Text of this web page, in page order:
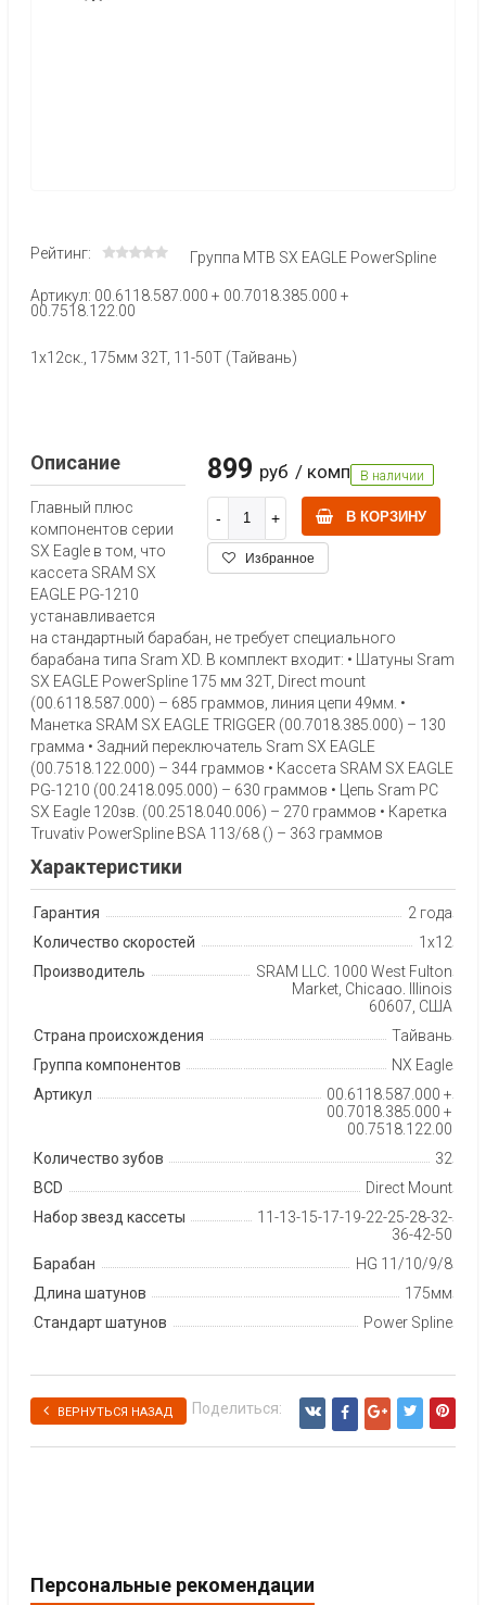
Рейтинг:
Артикул: 00.6118.587.000 + 00.7018.385.000 +
00.7518.122.00
Группа MTB SX EAGLE PowerSpline
1x12ск., 175мм 32T, 11-50T (Тайвань)
899 руб / комп В наличии
В КОРЗИНУ
Избранное
Описание
Главный плюс
компонентов серии
SX Eagle в том, что
кассета SRAM SX
EAGLE PG-1210
устанавливается
на стандартный барабан, не требует специального
барабана типа Sram XD. В комплект входит: • Шатуны Sram
SX EAGLE PowerSpline 175 мм 32T, Direct mount
(00.6118.587.000) – 685 граммов, линия цепи 49мм. •
Манетка SRAM SX EAGLE TRIGGER (00.7018.385.000) – 130
грамма • Задний переключатель Sram SX EAGLE
(00.7518.122.000) – 344 граммов • Кассета SRAM SX EAGLE
PG-1210 (00.2418.095.000) – 630 граммов • Цепь Sram PC
SX Eagle 120зв. (00.2518.040.006) – 270 граммов • Каретка
Truvativ PowerSpline BSA 113/68 () – 363 граммов
Характеристики
Гарантия
2 года
Количество скоростей
1x12
Производитель
SRAM LLC, 1000 West Fulton
Market, Chicago, Illinois
60607, США
Страна происхождения
Тайвань
Группа компонентов
NX Eagle
Артикул
00.6118.587.000 +
00.7018.385.000 +
00.7518.122.00
Количество зубов
32
BCD
Direct Mount
Набор звезд кассеты
11-13-15-17-19-22-25-28-32-
36-42-50
Барабан
HG 11/10/9/8
Длина шатунов
175мм
Стандарт шатунов
Power Spline
ВЕРНУТЬСЯ НАЗАД Поделиться:
Персональные рекомендации